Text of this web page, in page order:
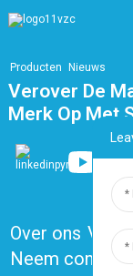
Producten Nieuws
Verover De
Merk Op Met
Over ons
Neem contact